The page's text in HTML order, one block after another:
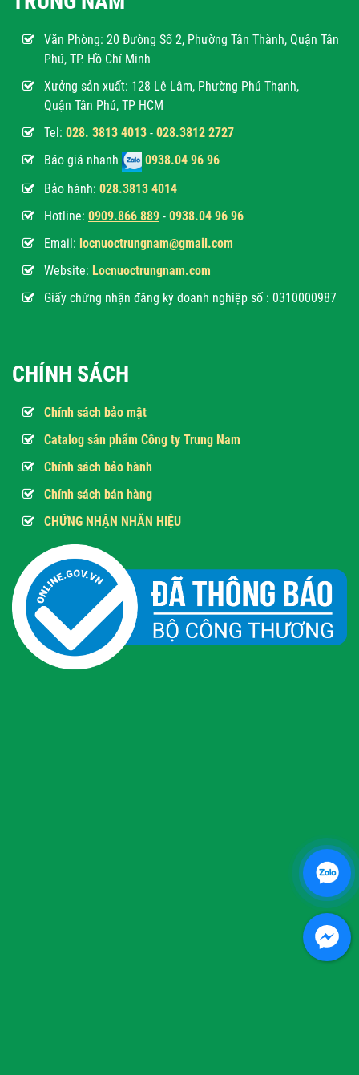
Văn Phòng: 20 Đường Số 2, Phường Tân Thành, Quận Tân
Phú, TP. Hồ Chí Minh
Xưởng sản xuất: 128 Lê Lâm, Phường Phú Thạnh,
Quận Tân Phú, TP HCM
Tel: 028. 3813 4013 - 028.3812 2727
Báo giá nhanh
0938.04 96 96
Bảo hành: 028.3813 4014
Hotline: 0909.866 889 - 0938.04 96 96
Email: locnuoctrungnam@gmail.com
Website: Locnuoctrungnam.com
Giấy chứng nhận đăng ký doanh nghiệp số : 0310000987
CHÍNH SÁCH
Chính sách bảo mật
Catalog sản phẩm Công ty Trung Nam
Chính sách bảo hành
Chính sách bán hàng
CHỨNG NHẬN NHÃN HIỆU